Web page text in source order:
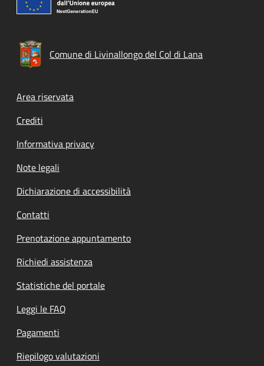
Comune di Livinallongo del Col di Lana
Footer menu
Area riservata
Crediti
Informativa privacy
Note legali
Dichiarazione di accessibilità
Contatti
Prenotazione appuntamento
Richiedi assistenza
Statistiche del portale
Leggi le FAQ
Pagamenti
Riepilogo valutazioni